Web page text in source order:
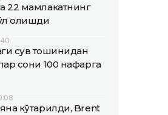
22 мамлакатнинг
олишди
сув тошқинидан
сони 100 нафарга
кўтарилди, Brent